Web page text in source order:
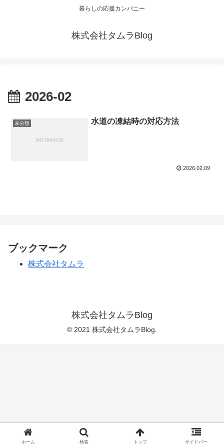
暮らしの応援カンパニー
株式会社タムラBlog
2026-02
未分類 水道の凍結時の対応方法
2026.02.09
ブックマーク
株式会社タムラ
株式会社タムラBlog
© 2021 株式会社タムラBlog.
ホーム 検索 トップ サイドバー